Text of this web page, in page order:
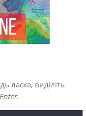
ласка, виділіть
.